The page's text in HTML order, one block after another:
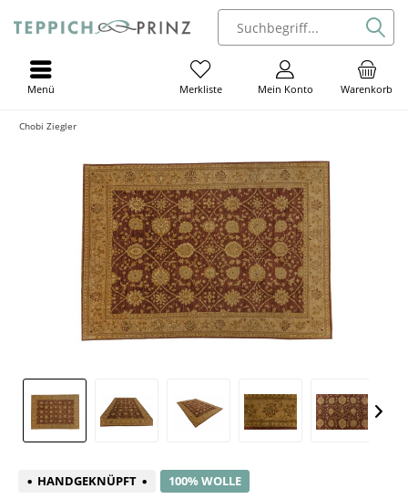
Warenkorb
Mein Konto
Merkliste
Menü
Chobi Ziegler
HANDGEKNÜPFT 100% WOLLE